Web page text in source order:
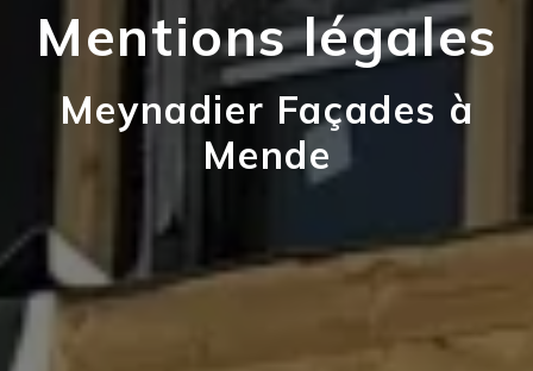
Mentions légales
Meynadier Façades à
Mende